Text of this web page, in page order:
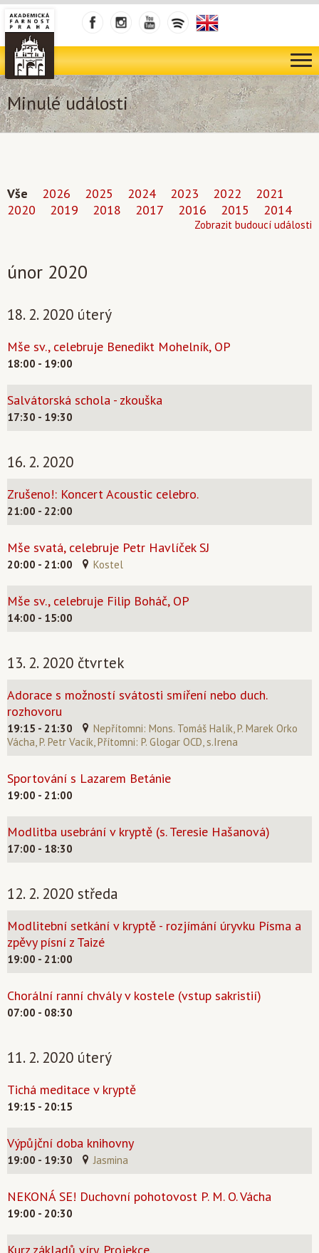
Minulé události
Vše 2026 2025 2024 2023 2022
2021
2020
2019 2018 2017 2016 2015 2014
Zobrazit budoucí události
únor 2020
18. 2. 2020 úterý
Mše sv., celebruje Benedikt Mohelník, OP
18:00 - 19:00
Salvátorská schola - zkouška
17:30 - 19:30
16. 2. 2020
Zrušeno!: Koncert Acoustic celebro.
21:00 - 22:00
Mše svatá, celebruje Petr Havlíček SJ
20:00 - 21:00 Kostel
Mše sv., celebruje Filip Boháč, OP
14:00 - 15:00
13. 2. 2020 čtvrtek
Adorace s možností svátosti smíření nebo duch.
rozhovoru
19:15 - 21:30
Nepřítomni: Mons. Tomáš Halík, P. Marek Orko
Vácha, P. Petr Vacík, Přítomni: P. Glogar OCD, s.Irena
Sportování s Lazarem Betánie
19:00 - 21:00
Modlitba usebrání v kryptě (s. Teresie Hašanová)
17:00 - 18:30
12. 2. 2020 středa
Modlitební setkání v kryptě - rozjímání úryvku Písma a
zpěvy písní z Taizé
19:00 - 21:00
Chorální ranní chvály v kostele (vstup sakristií)
07:00 - 08:30
11. 2. 2020 úterý
Tichá meditace v kryptě
19:15 - 20:15
Výpůjční doba knihovny
19:00 - 19:30 Jasmina
NEKONÁ SE! Duchovní pohotovost P. M. O. Vácha
19:00 - 20:30